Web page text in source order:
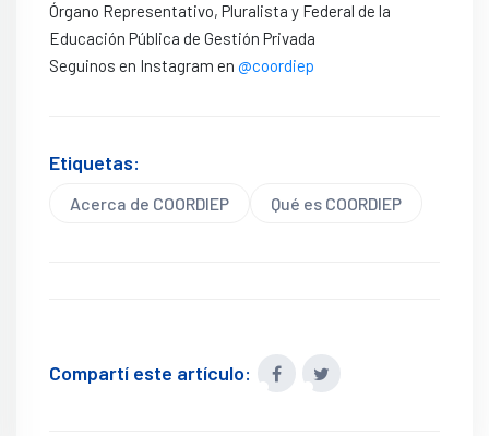
Órgano Representativo, Pluralista y Federal de la
Educación Pública de Gestión Privada
Seguinos en Instagram en @coordiep
Etiquetas:
Acerca de COORDIEP Qué es COORDIEP
Compartí este artículo: